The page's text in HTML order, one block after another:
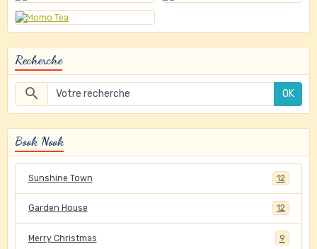
Recherche
OK
Book Nook
Sunshine Town 12
Garden House 12
Merry Christmas 9